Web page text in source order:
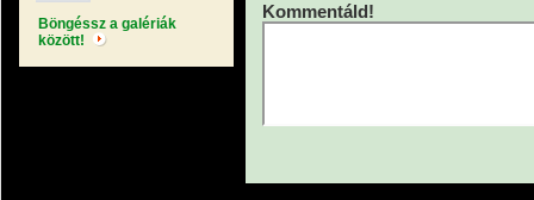
Böngéssz a galériák
között!
Kommentáld!